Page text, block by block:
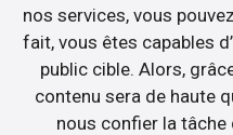
nos services, vous
fait, vous êtes capables
public cible. Alors,
contenu sera de haute
nous confier la tâche